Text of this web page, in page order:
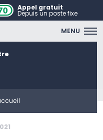
Appel gratuit
Depuis un poste fixe
MENU